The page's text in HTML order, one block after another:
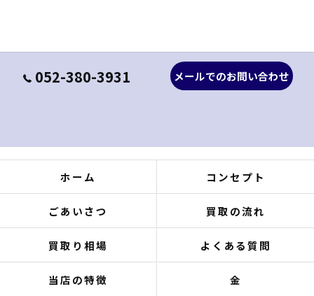
052-380-3931 メールでのお問い合わせ
ホーム コンセプト
ごあいさつ 買取の流れ
買取り相場 よくある質問
当店の特徴 金